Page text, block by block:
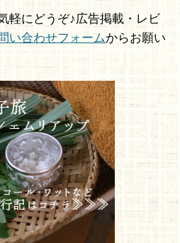
軽にどうぞ♪広告掲載・レビ
い合わせフォームからお願い